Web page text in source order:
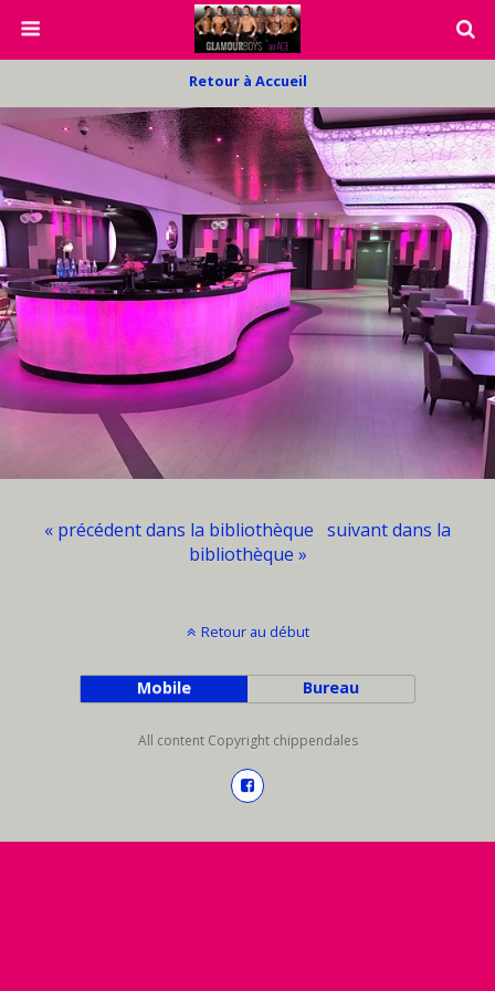
Retour à Accueil
« précédent dans la bibliothèque suivant dans la
bibliothèque »
Retour au début
Mobile Bureau
All content Copyright chippendales